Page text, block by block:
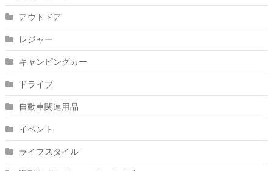
アウトドア
レジャー
キャンピングカー
ドライブ
自動車関連用品
イベント
ライフスタイル